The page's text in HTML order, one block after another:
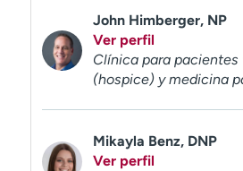
John Himberger, NP
Ver perfil
Clínica para pacientes
(hospice) y medicina
Mikayla Benz, DNP
Ver perfil